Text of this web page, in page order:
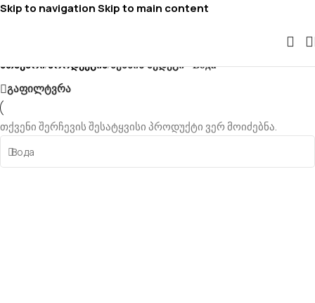
Skip to navigationSkip to main content
მთავარი/პროდუქცია/ძებნის შედეგი “Вода”
გაფილტვრა
თქვენი შერჩევის შესატყვისი პროდუქტი ვერ მოიძებნა.